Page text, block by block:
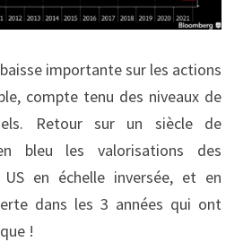
importante sur les actions
compte tenu des niveaux de
Retour sur un siècle de
bleu les valorisations des
en échelle inversée, et en
dans les 3 années qui ont
!